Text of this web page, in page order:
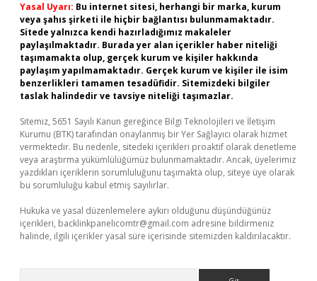
Yasal Uyarı: Bu internet sitesi, herhangi bir marka, kurum
veya şahıs şirketi ile hiçbir bağlantısı bulunmamaktadır.
Sitede yalnızca kendi hazırladığımız makaleler
paylaşılmaktadır. Burada yer alan içerikler haber niteliği
taşımamakta olup, gerçek kurum ve kişiler hakkında
paylaşım yapılmamaktadır. Gerçek kurum ve kişiler ile isim
benzerlikleri tamamen tesadüfidir. Sitemizdeki bilgiler
taslak halindedir ve tavsiye niteliği taşımazlar.
Sitemiz, 5651 Sayılı Kanun gereğince Bilgi Teknolojileri ve İletişim
Kurumu (BTK) tarafından onaylanmış bir Yer Sağlayıcı olarak hizmet
vermektedir. Bu nedenle, sitedeki içerikleri proaktif olarak denetleme
veya araştırma yükümlülüğümüz bulunmamaktadır. Ancak, üyelerimiz
yazdıkları içeriklerin sorumluluğunu taşımakta olup, siteye üye olarak
bu sorumluluğu kabul etmiş sayılırlar.
Hukuka ve yasal düzenlemelere aykırı olduğunu düşündüğünüz
içerikleri, backlinkpanelicomtr@gmail.com adresine bildirmeniz
halinde, ilgili içerikler yasal süre içerisinde sitemizden kaldırılacaktır.